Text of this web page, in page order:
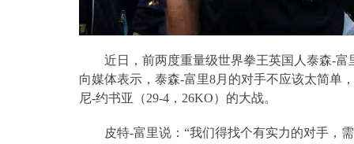
近日，前两度重量级世界拳王英国人泰森-富
向媒体表示，泰森-富里8月的对手不应该太简单
尼-约书亚（29-4 ， 26KO）的大战。
皮特-富里说：“我们得找个有实力的对手，